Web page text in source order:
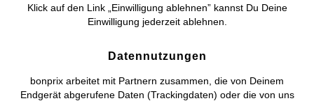
Deutsch Français
Klick auf den Link „Einwilligung ablehnen” kannst Du Deine
Einwilligung jederzeit ablehnen.
Datennutzungen
bonprix arbeitet mit Partnern zusammen, die von Deinem
Endgerät abgerufene Daten (Trackingdaten) oder die von uns